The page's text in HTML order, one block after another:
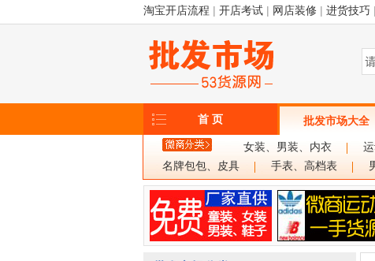
淘宝开店流程 | 开店考试 | 网店装修 | 进货技巧 |
首 页 批发市场大全
女装、男装、内衣
名牌包包、皮具
手表、高档表